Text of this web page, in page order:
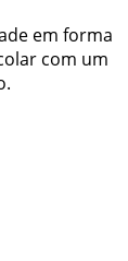
em forma
com um